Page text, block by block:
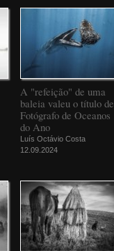
A "refeição" de uma
baleia valeu o título de
Fotógrafo de Oceanos
do Ano
Luís Octávio Costa
12.09.2024